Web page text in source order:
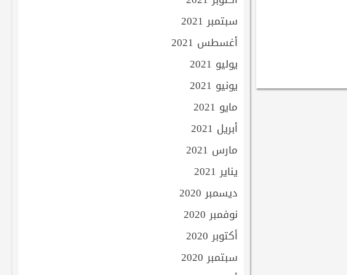
سبتمبر 2021
أغسطس 2021
يوليو 2021
يونيو 2021
مايو 2021
أبريل 2021
مارس 2021
يناير 2021
ديسمبر 2020
نوفمبر 2020
أكتوبر 2020
سبتمبر 2020